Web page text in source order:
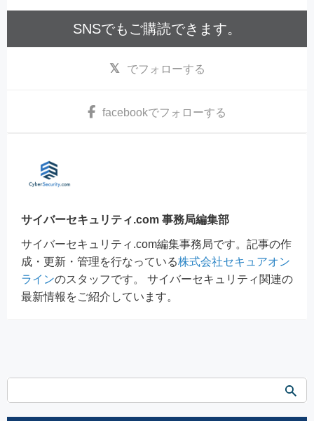
SNSでもご購読できます。
でフォローする
facebookでフォローする
サイバーセキュリティ.com 事務局編集部
サイバーセキュリティ.com編集事務局です。記事の作
成・更新・管理を行なっている株式会社セキュアオン
ラインのスタッフです。 サイバーセキュリティ関連の
最新情報をご紹介しています。